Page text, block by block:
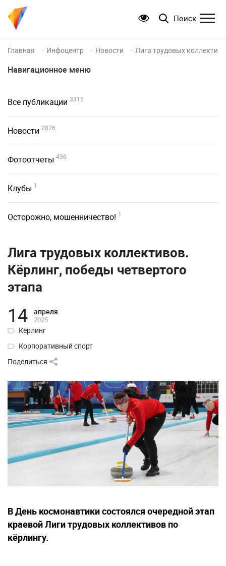
Поиск
Главная Инфоцентр Новости Лига трудовых
Навигационное меню
Все публикации 3315
Новости 2876
Фотоотчеты 436
Клубы 1
Осторожно, мошенничество! 1
Лига трудовых коллективов.
Кёрлинг, победы четвертого
этапа
14 апреля
2025
Кёрлинг
Корпоративный спорт
Поделиться
В День космонавтики состоялся очередной этап
краевой Лиги трудовых коллективов по
кёрлингу.